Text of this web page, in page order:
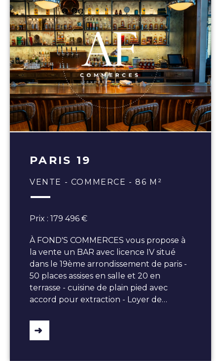
PARIS 19
VENTE - COMMERCE - 86 M²
Prix : 179 496 €
À FOND'S COMMERCES vous propose à
la vente un BAR avec licence IV situé
dans le 19ème arrondissement de paris -
50 places assises en salle et 20 en
terrasse - cuisine de plain pied avec
accord pour extraction - Loyer de…